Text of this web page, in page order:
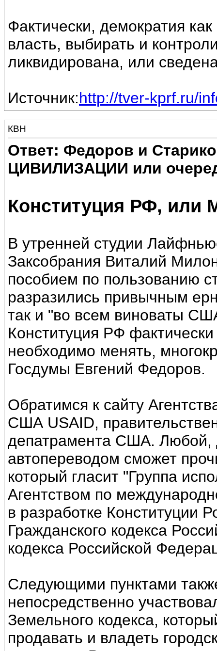
Фактически, демократия
власть, выбирать и
ликвидирована, или
Источник:http://tver-kprf.ru/
КВН
Ответ: Федоров и
ЦИВИЛИЗАЦИИ или
Конституция РФ, или
В утренней студии
Заксобрания Виталий
пособием по пользованию
разразились привычным
так и "во всем виноваты
Конституция РФ
необходимо менять,
Госдумы Евгений Федоров.
Обратимся к сайту
США USAID,
депатрамента США. Любой,
автопереводом сможет
который гласит "Группа
Агентством по
в разработке Конституции
Гражданского кодекса
кодекса Российской
Следующими пунктами
непосредственно
Земельного кодекса,
продавать и владеть